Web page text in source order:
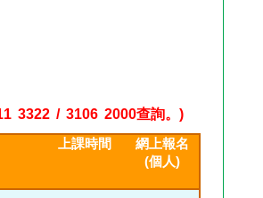
3322 / 3106 2000查詢。)
上課時間
網上報名
(個人)